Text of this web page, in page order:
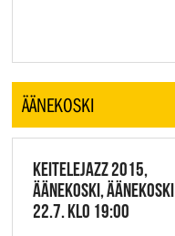
ÄÄNEKOSKI
KEITELEJAZZ 2015,
ÄÄNEKOSKI, ÄÄNEKOSKI
22.7. KLO 19:00